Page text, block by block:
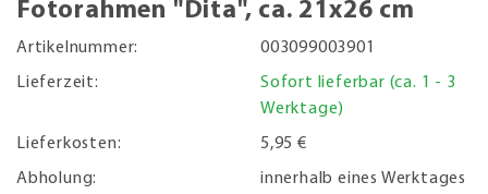
Fotorahmen "Dita", ca. 21x26 cm
Artikelnummer:
003099003901
Lieferzeit:
Sofort lieferbar (ca. 1 - 3
Werktage)
Lieferkosten:
5,95 €
Abholung:
innerhalb eines Werktages